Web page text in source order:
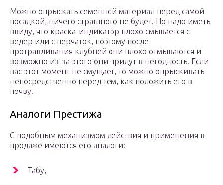
Можно опрыскать семенной материал перед самой
посадкой, ничего страшного не будет. Но надо иметь
ввиду, что краска-индикатор плохо смывается с
ведер или с перчаток, поэтому после
протравливания клубней они плохо отмываются и
возможно из-за этого они придут в негодность. Если
вас этот момент не смущает, то можно опрыскивать
непосредственно перед тем, как положить его в
почву.
Аналоги Престижа
С подобным механизмом действия и применения в
продаже имеются его аналоги:
Табу,